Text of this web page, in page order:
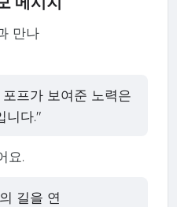
만나
프가 보여준 노력은
니다."
요.
길을 연